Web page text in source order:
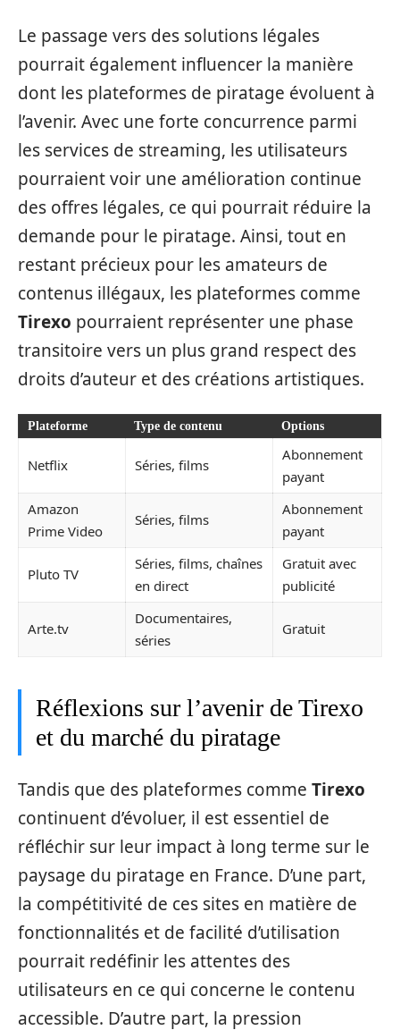
Le passage vers des solutions légales
pourrait également influencer la manière
dont les plateformes de piratage évoluent à
l’avenir. Avec une forte concurrence parmi
les services de streaming, les utilisateurs
pourraient voir une amélioration continue
des offres légales, ce qui pourrait réduire la
demande pour le piratage. Ainsi, tout en
restant précieux pour les amateurs de
contenus illégaux, les plateformes comme
Tirexo pourraient représenter une phase
transitoire vers un plus grand respect des
droits d’auteur et des créations artistiques.
Plateforme Type de contenu Options
Netflix Séries, films
Abonnement
payant
Amazon
Prime Video
Séries, films
Abonnement
payant
Pluto TV
Séries, films, chaînes
en direct
Gratuit avec
publicité
Arte.tv
Documentaires,
séries
Gratuit
Réflexions sur l’avenir de Tirexo
et du marché du piratage
Tandis que des plateformes comme Tirexo
continuent d’évoluer, il est essentiel de
réfléchir sur leur impact à long terme sur le
paysage du piratage en France. D’une part,
la compétitivité de ces sites en matière de
fonctionnalités et de facilité d’utilisation
pourrait redéfinir les attentes des
utilisateurs en ce qui concerne le contenu
accessible. D’autre part, la pression